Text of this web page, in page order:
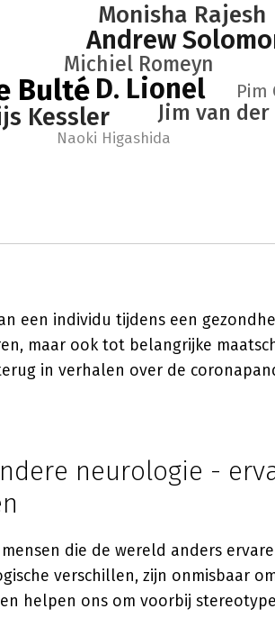
Bulté D. Lionel
Andrew
Kessler
Monisha Rajesh
Jim van
Michiel Romeyn
Pim
Naoki Higashida
een individu tijdens een
maar ook tot belangrijke
in verhalen over de
neurologie -
die de wereld anders
verschillen, zijn onmisbaar
helpen ons om voorbij